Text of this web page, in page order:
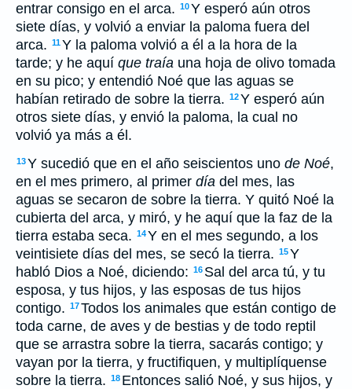
entrar consigo en el arca. 10Y esperó aún otros
siete días, y volvió a enviar la paloma fuera del
arca. 11Y la paloma volvió a él a la hora de la
tarde; y he aquí que traía una hoja de olivo tomada
en su pico; y entendió Noé que las aguas se
habían retirado de sobre la tierra. 12Y esperó aún
otros siete días, y envió la paloma, la cual no
volvió ya más a él.
13Y sucedió que en el año seiscientos uno de Noé,
en el mes primero, al primer día del mes, las
aguas se secaron de sobre la tierra. Y quitó Noé la
cubierta del arca, y miró, y he aquí que la faz de la
tierra estaba seca. 14Y en el mes segundo, a los
veintisiete días del mes, se secó la tierra. 15Y
habló Dios a Noé, diciendo: 16 Sal del arca tú, y tu
esposa, y tus hijos, y las esposas de tus hijos
contigo. 17Todos los animales que están contigo de
toda carne, de aves y de bestias y de todo reptil
que se arrastra sobre la tierra, sacarás contigo; y
vayan por la tierra, y fructifiquen, y multiplíquense
sobre la tierra. 18 Entonces salió Noé, y sus hijos, y